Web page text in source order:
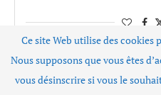
Ce site Web utilise des cookies
Nous supposons que vous êtes
vous désinscrire si vous le